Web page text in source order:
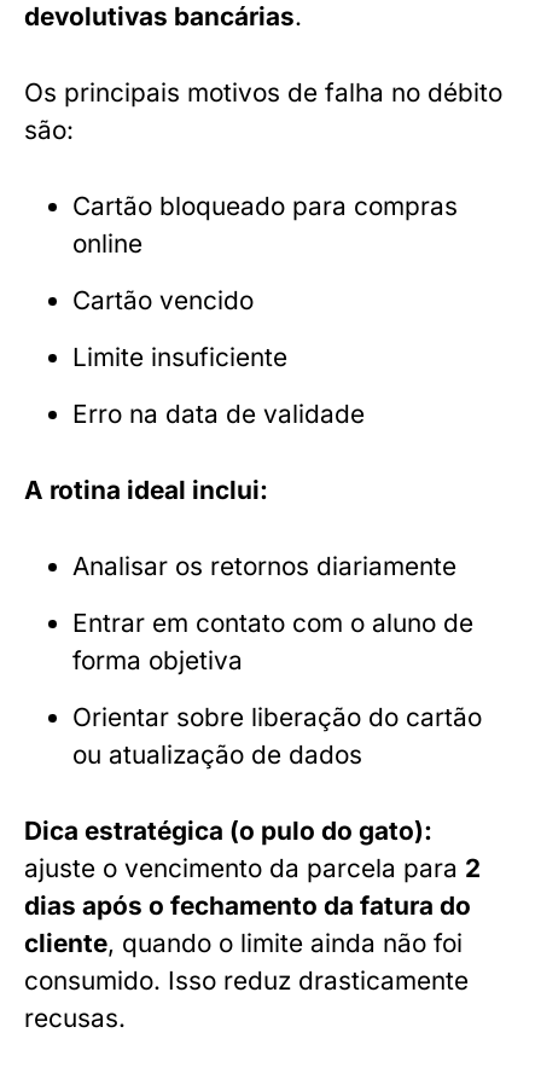
devolutivas bancárias.
Os principais motivos de falha no débito
são:
Cartão bloqueado para compras
online
Cartão vencido
Limite insuficiente
Erro na data de validade
A rotina ideal inclui:
Analisar os retornos diariamente
Entrar em contato com o aluno de
forma objetiva
Orientar sobre liberação do cartão
ou atualização de dados
Dica estratégica (o pulo do gato):
ajuste o vencimento da parcela para 2
dias após o fechamento da fatura do
cliente, quando o limite ainda não foi
consumido. Isso reduz drasticamente
recusas.